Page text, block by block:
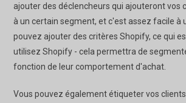
ajouter des déclencheurs qui ajouteront vos
à un certain segment, et c'est assez facile à
pouvez ajouter des critères Shopify, ce qui
utilisez Shopify - cela permettra de
fonction de leur comportement d'achat.
Vous pouvez également étiqueter vos